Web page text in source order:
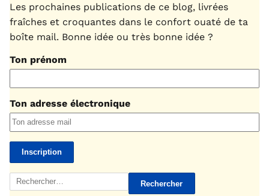
Les prochaines publications de ce blog, livrées
fraîches et croquantes dans le confort ouaté de ta
boîte mail. Bonne idée ou très bonne idée ?
Ton prénom
Ton adresse électronique
Rechercher :